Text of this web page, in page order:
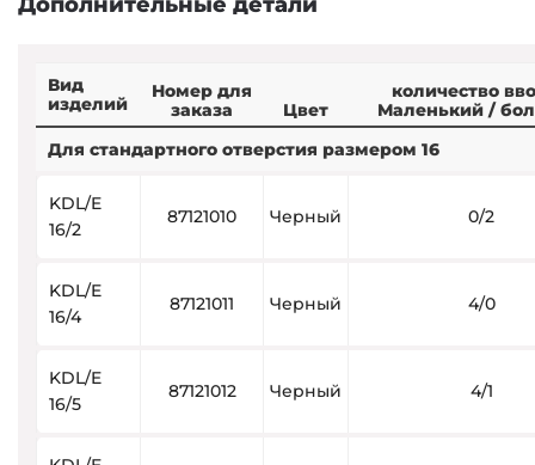
Вид
изделий
Номер для
заказа
Цвет
количество
Маленький /
Для стандартного отверстия размером 16
KDL/E
16/2
87121010 Черный 0/2
KDL/E
16/4
87121011 Черный 4/0
KDL/E
16/5
87121012 Черный 4/1